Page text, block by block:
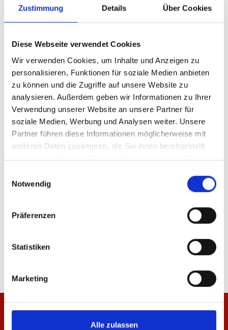
Zustimmung Details Über Cookies
Diese Webseite verwendet Cookies
Wir verwenden Cookies, um Inhalte und Anzeigen zu
personalisieren, Funktionen für soziale Medien anbieten
zu können und die Zugriffe auf unsere Website zu
analysieren. Außerdem geben wir Informationen zu Ihrer
Verwendung unserer Website an unsere Partner für
soziale Medien, Werbung und Analysen weiter. Unsere
Partner führen diese Informationen möglicherweise mit
weiteren Daten zusammen, die Sie ihnen bereitgestellt
haben oder die sie im Rahmen Ihrer Nutzung der Dienste
Notwendig
Präferenzen
Statistiken
Marketing
Alle zulassen
Produktdetails
ÄHNLICHE PRODUKTE
29,95 €